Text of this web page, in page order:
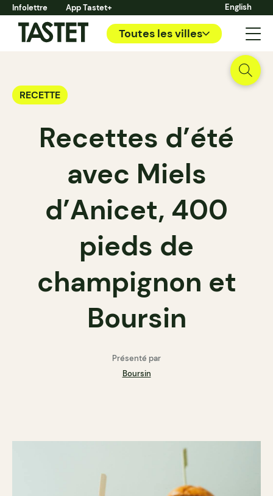
Infolettre App Tastet+ English
Toutes les villes
RECETTE
Recettes d’été
avec Miels
d’Anicet, 400
pieds de
champignon et
Boursin
Présenté par
Boursin